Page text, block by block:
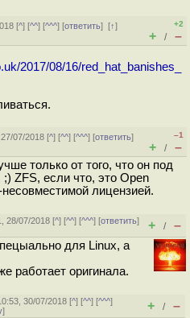
[^] [^^] [^^^] [ответить][↑]
+2
+ / –
2017/08/16/red_hat_banishes_
07/2018 [^] [^^] [^^^] [ответить]
–1
+ / –
только от того, что он под
ZFS, если что, это Open
лицензией.
28/07/2018 [^] [^^] [^^^] [ответить]
+ / –
для Linux, а
работает оригинала.
30/07/2018 [^] [^^] [^^^]
] + / –